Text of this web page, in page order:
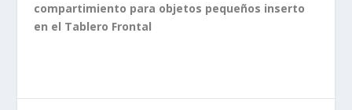
compartimiento para objetos pequeños inserto
en el Tablero Frontal